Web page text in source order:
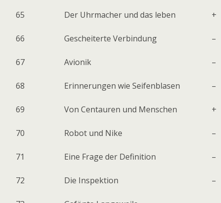
65 Der Uhrmacher und das leben +
66 Gescheiterte Verbindung –
67 Avionik –
68 Erinnerungen wie Seifenblasen –
69 Von Centauren und Menschen +
70 Robot und Nike –
71 Eine Frage der Definition –
72 Die Inspektion –